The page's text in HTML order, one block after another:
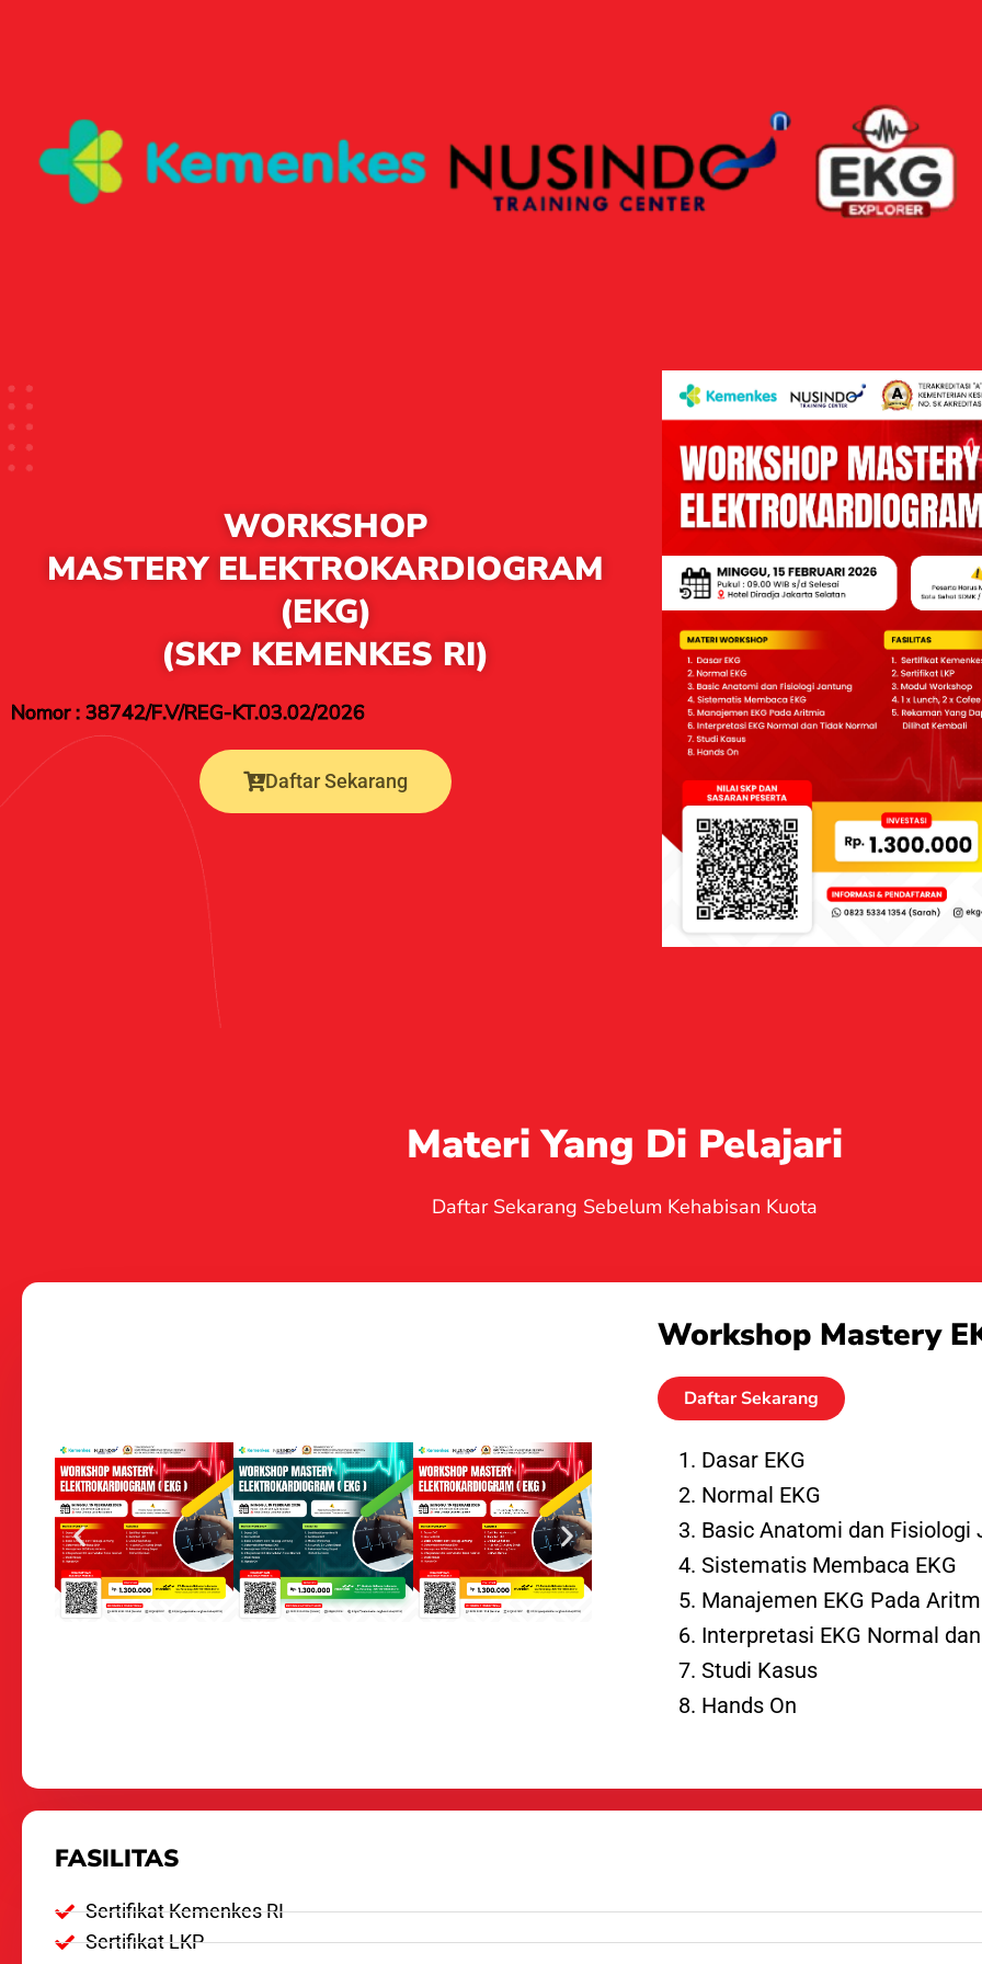
WORKSHOP
MASTERY ELEKTROKARDIOGRAM
(EKG)
(SKP KEMENKES RI)
Nomor : 38742/F.V/REG-KT.03.02/2026
Daftar Sekarang
Materi Yang Di Pelajari
Daftar Sekarang Sebelum Kehabisan Kuota
Workshop Mastery
Daftar Sekarang
Dasar EKG
Normal EKG
Basic Anatomi dan Fisiologi
Sistematis Membaca EKG
Manajemen EKG Pada
Interpretasi EKG Normal
Studi Kasus
Hands On
FASILITAS
Sertifikat Kemenkes RI
Sertifikat LKP